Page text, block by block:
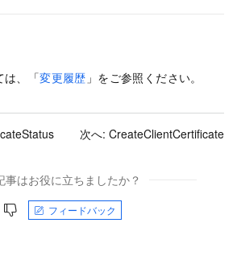
は、「変更履歴 」をご参照ください。
次へ: CreateClientCertificate
事はお役に立ちましたか？
フィードバック